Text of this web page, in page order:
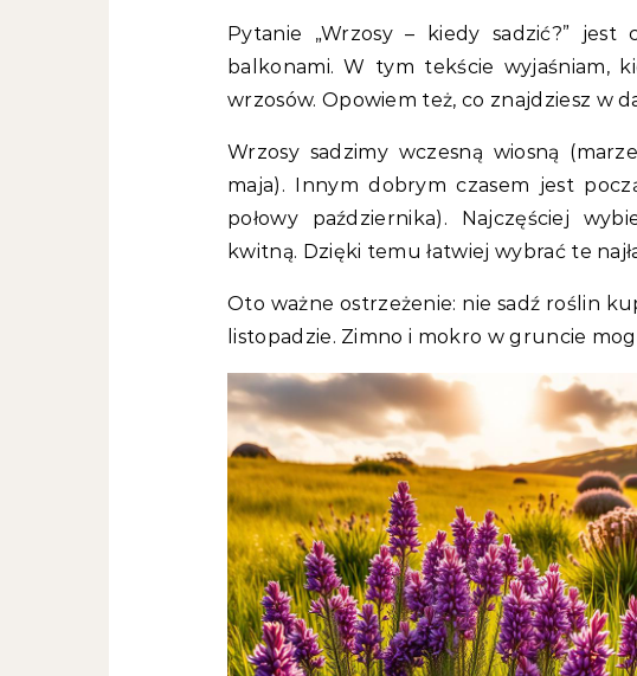
Pytanie „Wrzosy – kiedy sadzić?” jest częste wśród osób z ogrodami czy
balkonami. W tym tekście wyjaśniam,
wrzosów. Opowiem też, co znajdziesz w
Wrzosy sadzimy wczesną wiosną
maja). Innym dobrym czasem jest
połowy października). Najczęściej
kwitną. Dzięki temu łatwiej wybrać te
Oto ważne ostrzeżenie: nie sadź roślin
listopadzie. Zimno i mokro w gruncie